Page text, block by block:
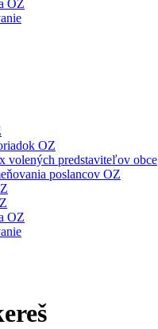
OZ
OZ
volených predstaviteľov obce
poslancov OZ
OZ